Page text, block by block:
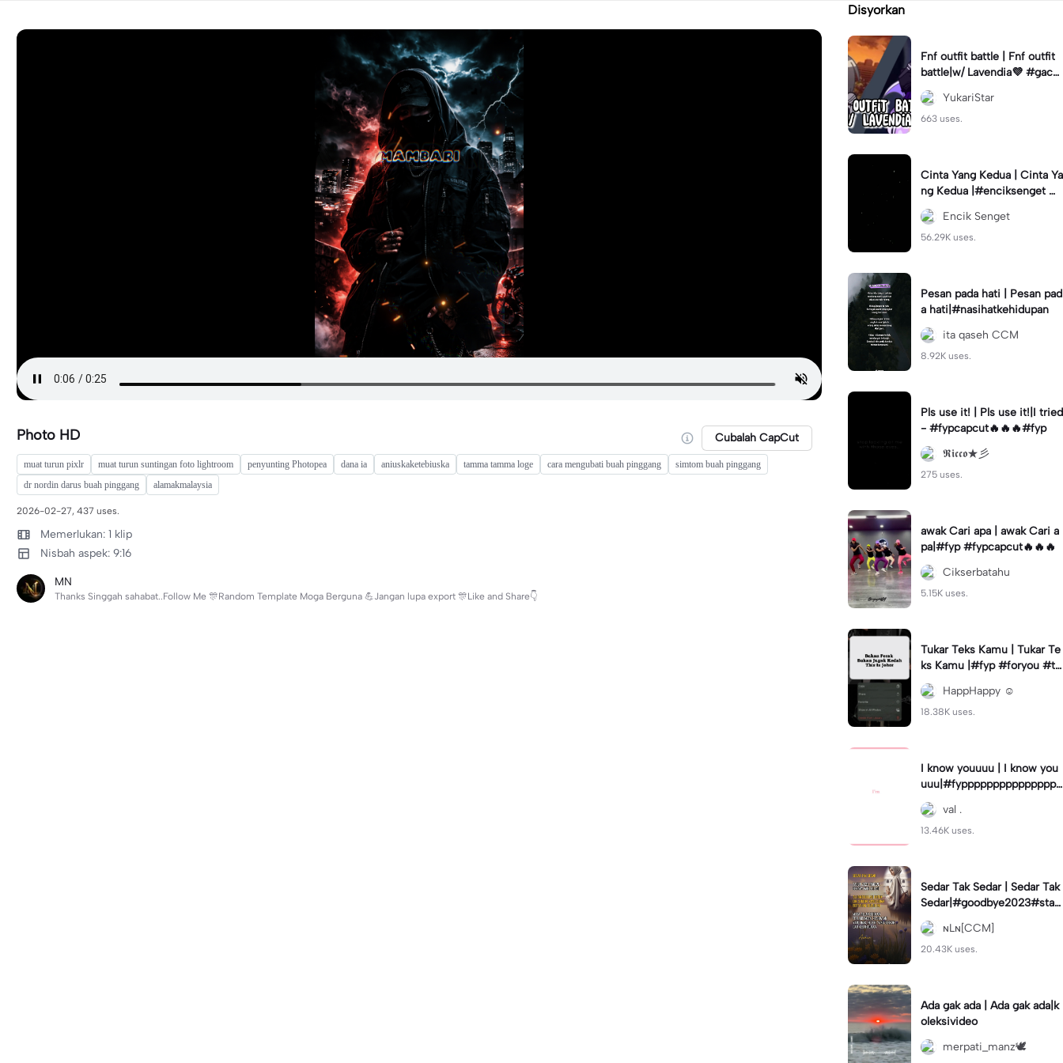
Photo HD Cubalah CapCut
muat turun pixlr muat turun suntingan foto lightroom penyunting Photopea dana ia aniuskaketebiuska tamma tamma loge cara mengubati buah pinggang
simtom buah pinggang
dr nordin darus buah pinggang
alamakmalaysia
2026-02-27, 437 uses.
Memerlukan: 1 klip
Nisbah aspek: 9:16
MN
Thanks Singgah sahabat..Follow Me 🎊Random Template Moga Berguna 💪Jangan lupa export 🎊Like and Share👇
Disyorkan
Fnf outfit battle | Fnf outfit
battle|w/ Lavendia💜 #gach
aclub#fnf #outifbattle
YukariStar
663 uses.
Cinta Yang Kedua | Cinta Ya
ng Kedua |#enciksenget #f
ypcapcut🔥🔥🔥 #aimanms
#trend #fyp
Encik Senget
56.29K uses.
Pesan pada hati | Pesan pad
a hati|#nasihatkehidupan
ita qaseh CCM
8.92K uses.
Pls use it! | Pls use it!|I tried
- #fypcapcut🔥🔥🔥#fyp
𝕽𝖎𝖈𝖈𝖔★彡
275 uses.
awak Cari apa | awak Cari a
pa|#fyp #fypcapcut🔥🔥🔥
Cikserbatahu
5.15K uses.
Tukar Teks Kamu | Tukar Te
ks Kamu |#fyp #foryou #tr
HappHappy ☺️
18.38K uses.
I know youuuu | I know you
uuu|#fypppppppppppppppp
pppppppppppp #templatec
ouple #trend
val .
13.46K uses.
Sedar Tak Sedar | Sedar Tak
Sedar|#goodbye2023#stat
usharian #quotestory#leey
ana#newyear
ɴLɴ[CCM]
20.43K uses.
Ada gak ada | Ada gak ada|k
oleksivideo
merpati_manz🕊